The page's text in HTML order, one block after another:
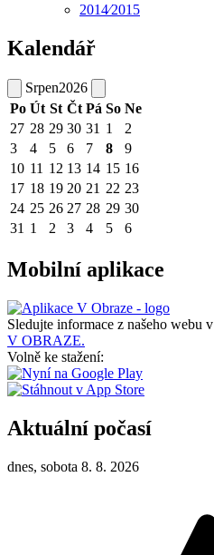
2014⁄2015
Kalendář
Srpen2026
Po Út St Čt Pá So Ne
27 28 29 30 31 1
2
3
4 5 6 7 8
9
10 11 12 13 14 15 16
17 18 19 20 21 22 23
24 25 26 27 28 29 30
31 1 2 3 4 5 6
Mobilní aplikace
Sledujte informace z našeho webu v
V OBRAZE.
Volně ke stažení:
Aktuální počasí
dnes, sobota 8. 8. 2026